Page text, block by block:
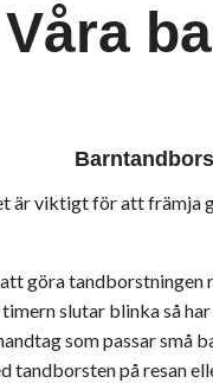
Våra
viktigt för att främja
göra
slutar blinka så
som passar små
på resan